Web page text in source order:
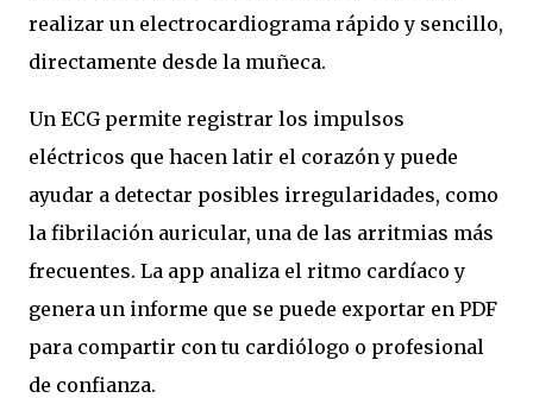
realizar un electrocardiograma rápido y sencillo,
directamente desde la muñeca.
Un ECG permite registrar los impulsos
eléctricos que hacen latir el corazón y puede
ayudar a detectar posibles irregularidades, como
la fibrilación auricular, una de las arritmias más
frecuentes. La app analiza el ritmo cardíaco y
genera un informe que se puede exportar en PDF
para compartir con tu cardiólogo o profesional
de confianza.